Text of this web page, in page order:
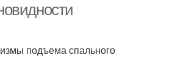
подъема спального